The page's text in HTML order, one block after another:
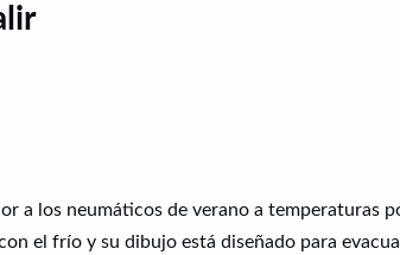
a los neumáticos de verano a temperaturas
el frío y su dibujo está diseñado para